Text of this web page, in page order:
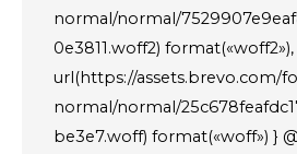
normal/normal/
0e3811.woff2) format(«woff2»),
url(https://assets.brevo.com/
normal/normal/
be3e7.woff) format(«woff») }